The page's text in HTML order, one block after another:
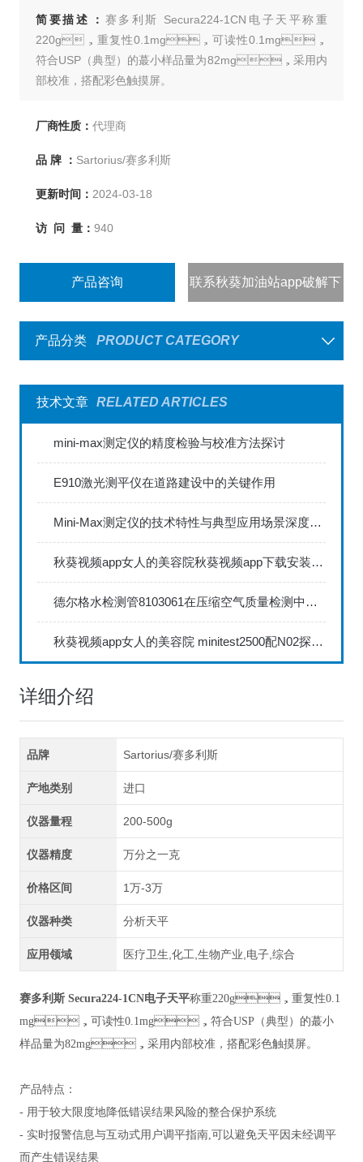
简要描述： 赛多利斯 Secura224-1CN电子天平称重
220g，重复性0.1mg，可读性0.1mg，
符合USP（典型）的蕞小样品量为82mg，采用内
部校准，搭配彩色触摸屏。
厂商性质： 代理商
品 牌 ： Sartorius/赛多利斯
更新时间： 2024-03-18
访 问 量： 940
产品咨询 联系秋葵加油站app破解下
载
产品分类
PRODUCT CATEGORY
技术文章 RELATED ARTICLES
mini-max测定仪的精度检验与校准方法探讨
E910激光测平仪在道路建设中的关键作用
Mini-Max测定仪的技术特性与典型应用场景深度解读
秋葵视频app女人的美容院秋葵视频app下载安装735FN1.5正确的校准步骤
德尔格水检测管8103061在压缩空气质量检测中的应用
秋葵视频app女人的美容院 minitest2500配N02探头如何两点校准？
详细介绍
品牌 Sartorius/赛多利斯
产地类别 进口
仪器量程 200-500g
仪器精度 万分之一克
价格区间 1万-3万
仪器种类 分析天平
应用领域 医疗卫生,化工,生物产业,电子,综合
赛多利斯 Secura224-1CN电子天平称重220g，重复性0.1
mg，可读性0.1mg，符合USP（典型）的蕞小
样品量为82mg，采用内部校准，搭配彩色触摸屏。
产品特点：
- 用于较大限度地降低错误结果风险的整合保护系统
- 实时报警信息与互动式用户调平指南,可以避免天平因未经调平
而产生错误结果